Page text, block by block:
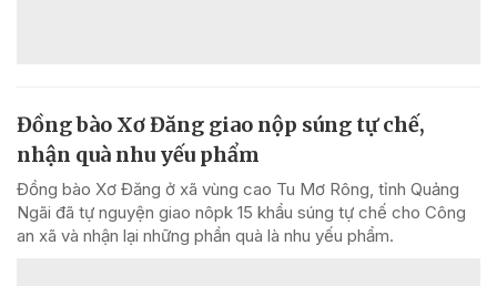
Đồng bào Xơ Đăng giao nộp súng tự chế,
nhận quà nhu yếu phẩm
Đồng bào Xơ Đăng ở xã vùng cao Tu Mơ Rông, tỉnh Quảng
Ngãi đã tự nguyện giao nôpk 15 khẩu súng tự chế cho Công
an xã và nhận lại những phần quà là nhu yếu phẩm.